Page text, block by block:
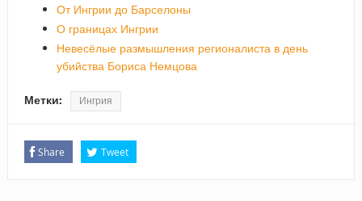
От Ингрии до Барселоны
О границах Ингрии
Невесёлые размышления регионалиста в день
убийства Бориса Немцова
Метки: Ингрия
Share Tweet